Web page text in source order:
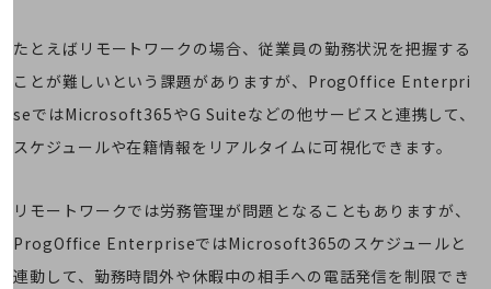
その他の業界はこちら
ビジネスお悩み診断
NTTドコモビジネス
オンラインショップ
法人向けモバイルトップ
はじめての方へ
サービス・商品を探す
新規会員登録/ログインはこちら
たとえばリモートワークの場合、従業員の勤務状況を把握する
ことが難しいという課題がありますが、ProgOffice Enterpri
seではMicrosoft365やG Suiteなどの他サービスと連携して、
スケジュールや在籍情報をリアルタイムに可視化できます。
リモートワークでは労務管理が問題となることもありますが、
ProgOffice EnterpriseではMicrosoft365のスケジュールと
連動して、勤務時間外や休暇中の相手への電話発信を制限でき